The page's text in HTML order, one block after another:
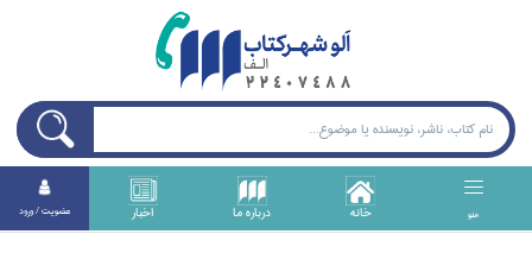
منو خانه درباره ما اخبار عضويت / ورود